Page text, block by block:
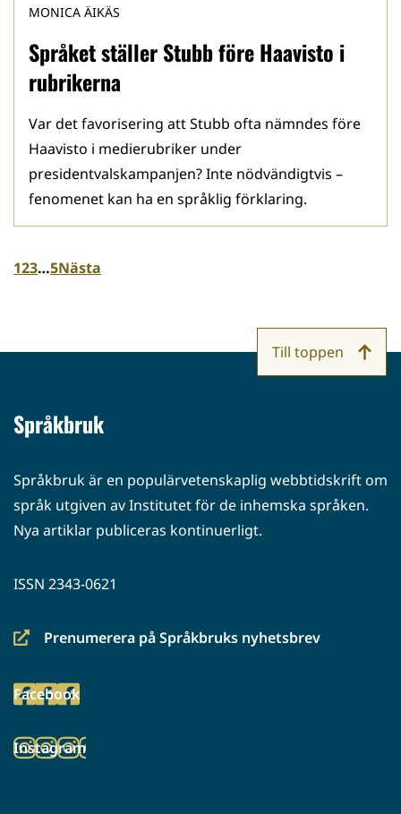
Språket ställer Stubb före Haavisto i
rubrikerna
MONICA ÄIKÄS
Var det favorisering att Stubb ofta nämndes före
Haavisto i medierubriker under
presidentvalskampanjen? Inte nödvändigtvis –
fenomenet kan ha en språklig förklaring.
123…5Nästa
Språkbruk
Språkbruk är en populärvetenskaplig webbtidskrift om
språk utgiven av Institutet för de inhemska språken.
Nya artiklar publiceras kontinuerligt.
ISSN 2343-0621
Prenumerera på Språkbruks nyhetsbrev
(siirryt
palveluun)
Facebook
(siirryt
palveluun)
Instagram
(siirryt
Till toppen